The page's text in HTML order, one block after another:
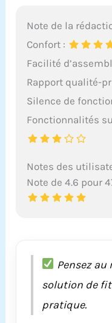
Note de la
Confort :
Facilité
Rapport qualité-
Silence de
Fonctionnalités
Notes des
Note de 4.6 pour
Pensez
solution de
pratique.